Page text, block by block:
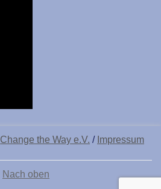
Change the Way e.V. / Impressum
Nach oben